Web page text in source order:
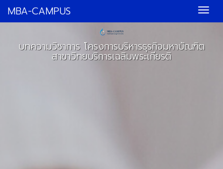
MBA-CAMPUS
บทความวิชาการ โครงการบริหารธุรกิจมหาบัณฑิต
สาขาวิทยบริการเฉลิมพระเกียรติ